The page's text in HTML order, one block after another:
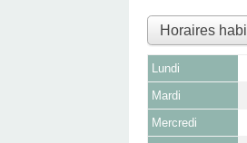
Lundi
Mardi
Mercredi